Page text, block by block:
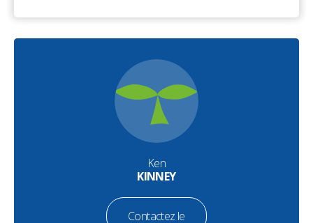
Ken
KINNEY
Contactez le